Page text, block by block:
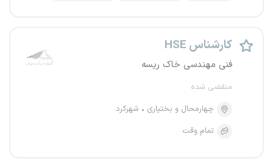
کارشناس HSE
فنی مهندسی خاک ریسه
منقضی شده
چهارمحال و بختیاری
شهرکرد
تمام وقت